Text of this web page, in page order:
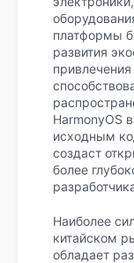
платформы
развития
HarmonyOS
исходным
создаст
более
Наиболее
китайском
обладает